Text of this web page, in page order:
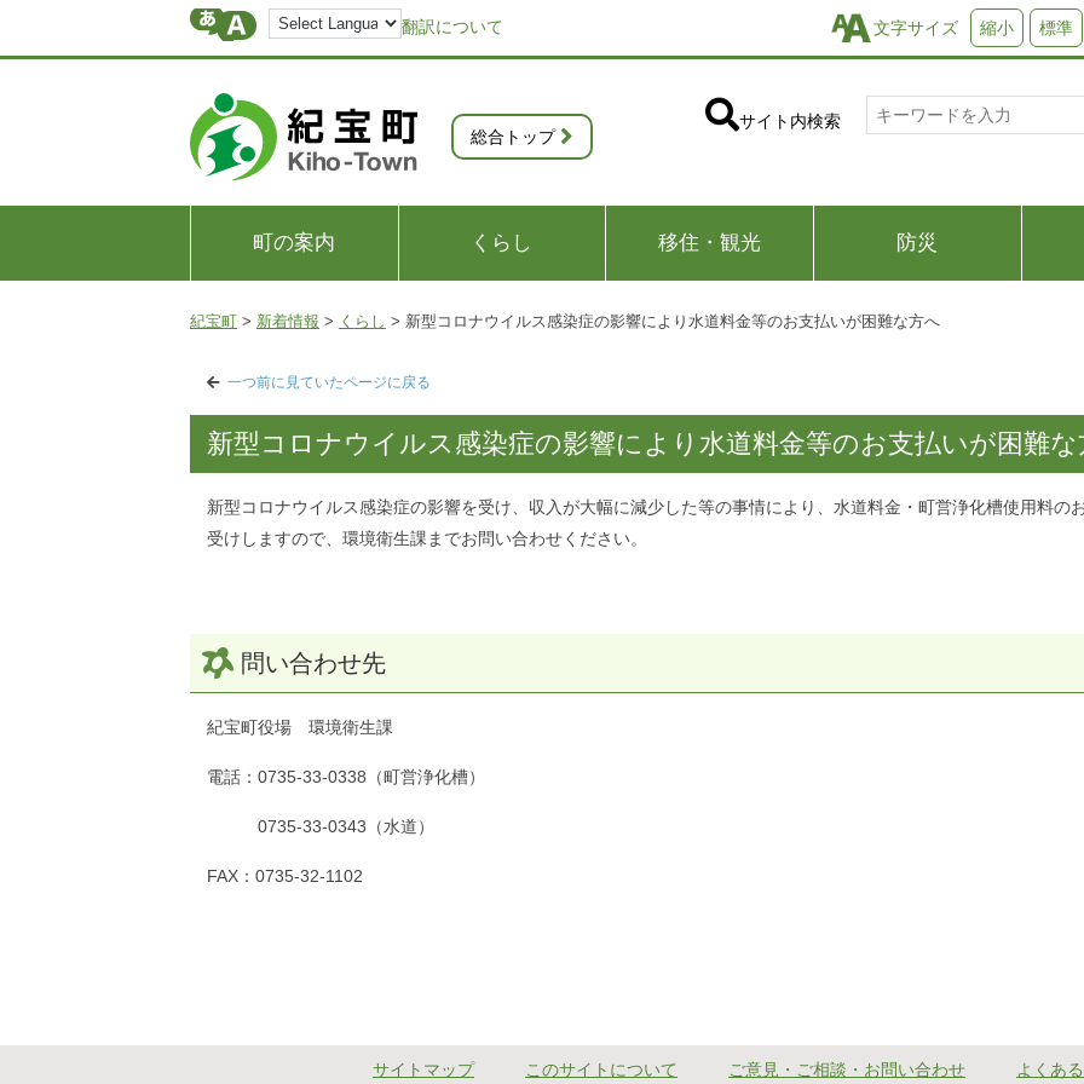
翻訳について 文字サイズ 縮小 標準
総合トップ
サイト内検索
町の案内 くらし 移住・観光 防災
紀宝町 > 新着情報 > くらし > 新型コロナウイルス感染症の影響により水道料金等のお支払いが困難な方へ
一つ前に見ていたページに戻る
新型コロナウイルス感染症の影響により水道料金等のお支払いが困難な
新型コロナウイルス感染症の影響を受け、収入が大幅に減少した等の事情により、水道料金・町営浄化槽使用料の
受けしますので、環境衛生課までお問い合わせください。
問い合わせ先
紀宝町役場 環境衛生課
電話：0735-33-0338（町営浄化槽）
0735-33-0343（水道）
FAX：0735-32-1102
サイトマップ このサイトについて ご意見・ご相談・お問い合わせ よくあ